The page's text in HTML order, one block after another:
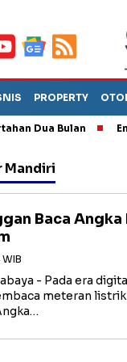
PROPERTY
Dua Bulan
Mandiri
Baca
- Pada era
meteran